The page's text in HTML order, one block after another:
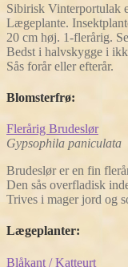
Sibirisk Vinterportulak
Lægeplante.
20 cm høj. 1-flerårig.
Bedst i halvskygge i
Sås forår eller efterår.
Blomsterfrø:
Flerårig Brudeslør
Gypsophila paniculata
Brudeslør er en fin
Den sås overfladisk
Trives i mager jord og
Lægeplanter:
Blåkant / Katteurt